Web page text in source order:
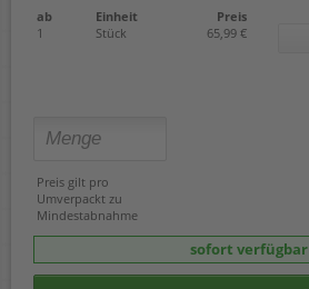
ab Einheit
Preis
1
Stück 65,99 €
Preis gilt pro
Umverpackt zu
Mindestabnahme
sofort verfügbar